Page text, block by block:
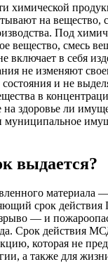
химической
на вещество,
Под
вещество, смесь
включает в себя
не изменяют
состояния и не
в
на здоровье ли
муниципальное
выдается?
материала
срок
— и
Срок действия
которая не
а также для